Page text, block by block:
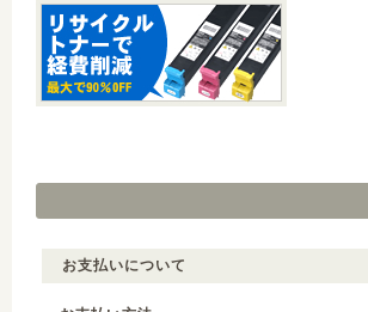
お支払いについて